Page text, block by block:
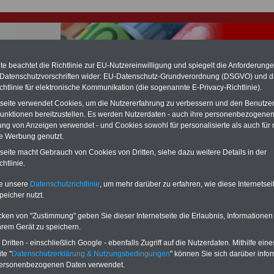
für Beamte & Ruhestandsbeamte (zu geringe Alimentation)
hat die Landesbesoldung von Berlin für die Jahre 2008 bis
erklärt (Berlin muss bisMärz 2027 eine Neuregelung der
die zun hohen Nachzahlungen führen wird). Auch beim Bund
wird es hohe Nachzahlungen geben (Medienberichten
alle (!) Beamte zwischen mind. 3.000 und 13.000 Euro
,rechnen. Der INFO-
hierzu eine Broschüre heraus, die unmittelbar nach dem Beschluss des
der Bundesregierung vorgelegt wird (wahrscheinlich im Quartal.2026
Beamte und den öffentlichen Dienst in Hessen:
wird analysiert
mit drei Ratgebern für nur
für Beamtinnen
versorgungsrecht
PDF-SERVICE: 10 Bücher bzw. eBooks
wichtigen Themen für Beamte und
beachtet die Richtlinie zur EU-Nutzereinwilligung und spiegelt die
wider: EU-Datenschutz-Grundverordnung (DSGVO) und
für elektronische Kommunikation (die sogenannte E-Privacy-Richtlinie).
verwendet Cookies, um die Nutzererfahrung zu verbessern und den
bereitzustellen. Es werden Nutzerdaten - auch ihre
von Anzeigen verwendet - und Cookies sowohl für personalisierte als auch für
Werbung genutzt.
macht Gebrauch von Cookies von Dritten, siehe dazu weitere Details in der
unsere Datenschutzrichtlinie, um mehr darüber zu erfahren, wie diese
nutzt.
von "Zustimmung" geben Sie dieser Internetseite die Erlaubnis,
Gerät zu speichern.
- einschließlich Google - ebenfalls Zugriff auf die Nutzerdaten. Mithilfe
"Datenschutzerklärung & Nutzungsbedingungen" können Sie sich darüber
Daten verwendet.